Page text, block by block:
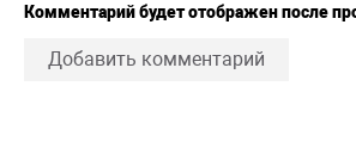
Комментарий будет отображен после
Добавить комментарий